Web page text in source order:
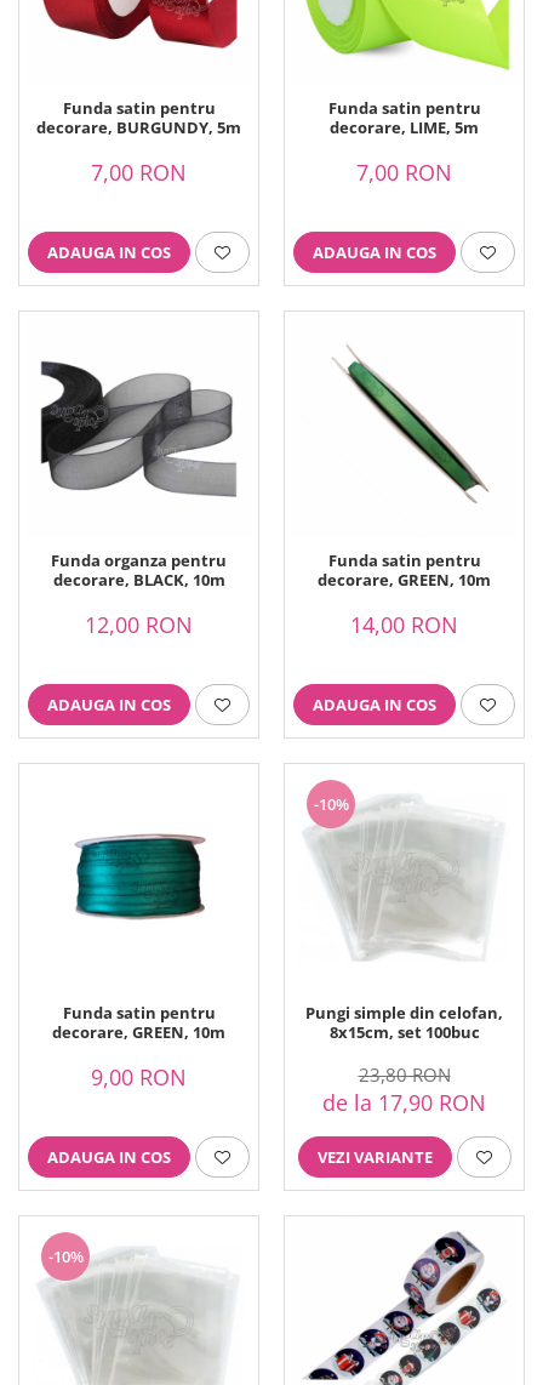
Funda satin pentru
decorare, BURGUNDY, 5m
7,00 RON
ADAUGA IN COS
Funda satin pentru
decorare, LIME, 5m
7,00 RON
ADAUGA IN COS
Funda organza pentru
decorare, BLACK, 10m
12,00 RON
ADAUGA IN COS
Funda satin pentru
decorare, GREEN, 10m
14,00 RON
ADAUGA IN COS
Funda satin pentru
decorare, GREEN, 10m
9,00 RON
ADAUGA IN COS
-10%
Pungi simple din celofan,
8x15cm, set 100buc
23,80 RON
de la 17,90 RON
VEZI VARIANTE
-10%